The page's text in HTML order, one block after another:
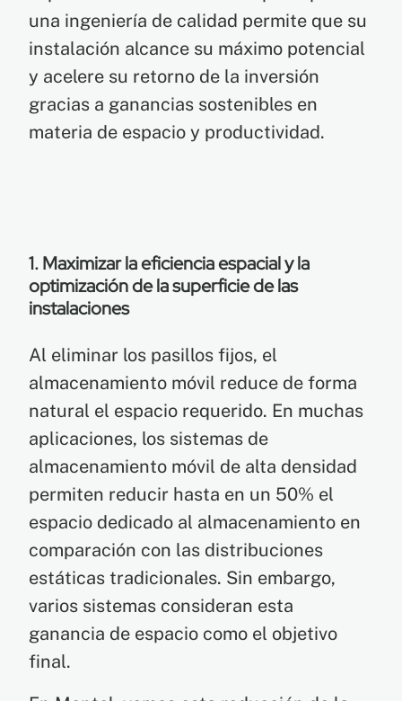
una ingeniería de calidad permite que su
instalación alcance su máximo potencial
y acelere su retorno de la inversión
gracias a ganancias sostenibles en
materia de espacio y productividad.
1. Maximizar la eficiencia espacial y la
optimización de la superficie de las
instalaciones
Al eliminar los pasillos fijos, el
almacenamiento móvil reduce de forma
natural el espacio requerido. En muchas
aplicaciones, los sistemas de
almacenamiento móvil de alta densidad
permiten reducir hasta en un 50% el
espacio dedicado al almacenamiento en
comparación con las distribuciones
estáticas tradicionales. Sin embargo,
varios sistemas consideran esta
ganancia de espacio como el objetivo
final.